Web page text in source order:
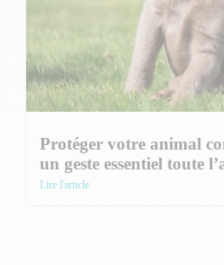
Protéger votre animal
un geste essentiel toute
Lire l'article